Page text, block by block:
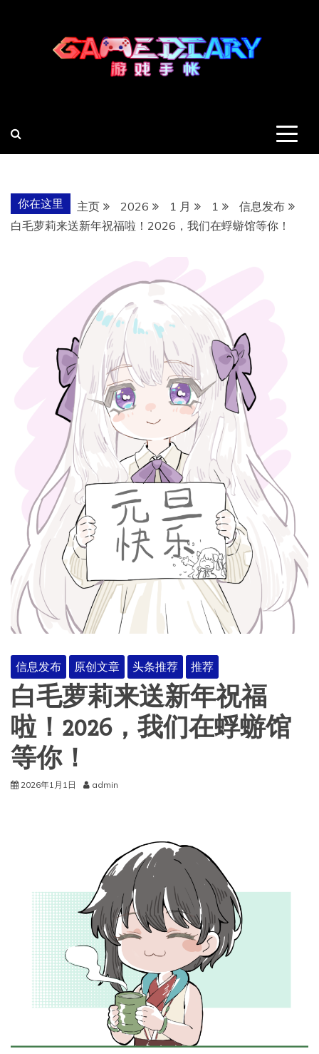
你在这里 主页 2026 1 月 1
信息发布
白毛萝莉来送新年祝福啦！2026，我们在蜉蝣馆等你！
信息发布 原创文章 头条推荐 推荐
白毛萝莉来送新年祝福
啦！2026，我们在蜉蝣馆
等你！
2026年1月1日 admin